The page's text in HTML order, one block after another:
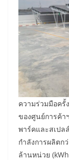
ความร่วมมือครั้
ของศูนย์การค้า
พาร์คและสเปล
กำลังการผลิตก
ล้านหน่วย